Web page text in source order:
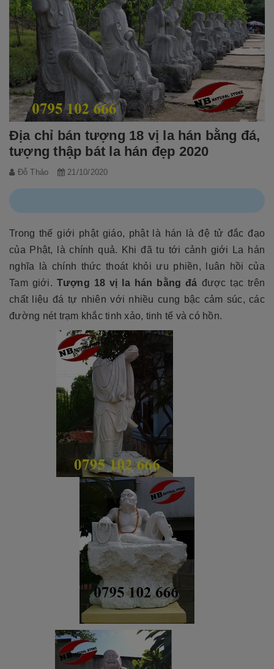
Địa chỉ bán tượng 18 vị la hán bằng đá,
tượng thập bát la hán đẹp 2020
Đỗ Thảo 21/10/2020
Trong thế giới phật giáo, phật là hán là đệ tử đắc đạo
của Phật, là chính quả. Khi đã tu tới cảnh giới La hán
nghĩa là chính thức thoát khỏi ưu phiền, luân hồi của
Tam giới. Tượng 18 vị la hán bằng đá được tạc trên
chất liệu đá tự nhiên với nhiều cung bậc cảm súc, các
đường nét trạm khắc tinh xảo, tinh tế và có hồn.